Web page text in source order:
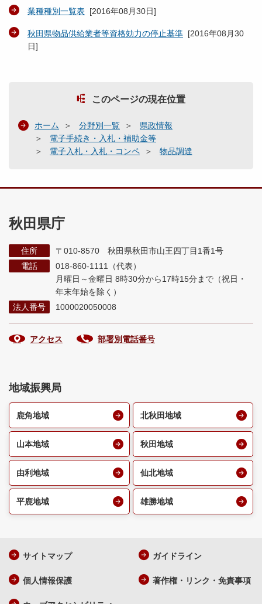
業種種別一覧表 [2016年08月30日]
秋田県物品供給業者等資格効力の停止基準 [2016年08月30
日]
このページの現在位置
ホーム 分野別一覧
県政情報
電子手続き・入札・補助金等
電子入札・入札・コンペ
物品調達
秋田県庁
住所
〒010-8570 秋田県秋田市山王四丁目1番1号
電話
018-860-1111（代表）
月曜日～金曜日 8時30分から17時15分まで （祝日・
年末年始を除く）
法人番号
1000020050008
アクセス 部署別電話番号
地域振興局
鹿角地域 北秋田地域
山本地域 秋田地域
由利地域 仙北地域
平鹿地域 雄勝地域
サイトマップ ガイドライン
個人情報保護 著作権・リンク・免責事項